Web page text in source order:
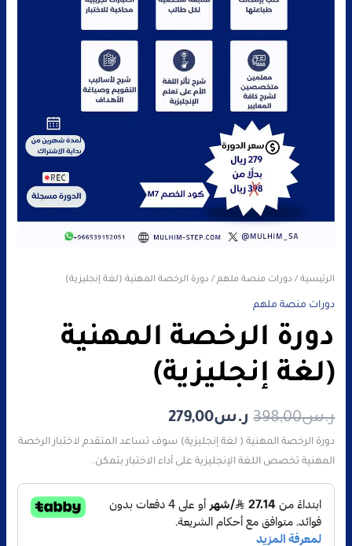
الرئيسية/ دورات منصة ملهم/ دورة الرخصة المهنية (لغة إنجليزية)
دورات منصة ملهم
دورة الرخصة المهنية
(لغة إنجليزية)
ر.س398,00 ر.س279,00
دورة الرخصة المهنية ( لغة إنجليزية) سوف تساعد المتقدم لاختبار الرخصة
المهنية تخصص اللغة الإنجليزية على أداء الاختبار بتمكن.